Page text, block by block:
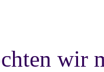
wir